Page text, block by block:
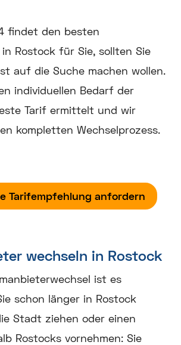
findet den besten
Rostock für Sie, sollten Sie
auf die Suche machen wollen.
individuellen Bedarf der
Tarif ermittelt und wir
kompletten Wechselprozess.
Tarifempfehlung anfordern
wechseln in Rostock
ist es
schon länger in Rostock
Stadt ziehen oder einen
Rostocks vornehmen: Sie